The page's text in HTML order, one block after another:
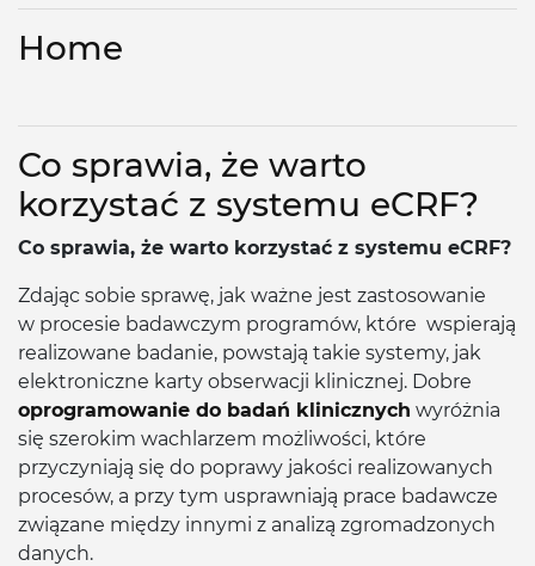
Home
Co sprawia, że warto
korzystać z systemu eCRF?
Co sprawia, że warto korzystać z systemu eCRF?
Zdając sobie sprawę, jak ważne jest zastosowanie
w procesie badawczym programów, które wspierają
realizowane badanie, powstają takie systemy, jak
elektroniczne karty obserwacji klinicznej. Dobre
oprogramowanie do badań klinicznych wyróżnia
się szerokim wachlarzem możliwości, które
przyczyniają się do poprawy jakości realizowanych
procesów, a przy tym usprawniają prace badawcze
związane między innymi z analizą zgromadzonych
danych.